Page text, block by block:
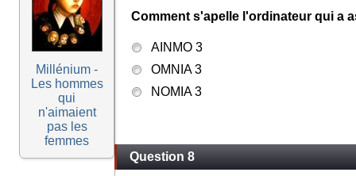
Millénium -
Les hommes
qui
n'aimaient
pas les
femmes
Comment s'apelle l'ordinateur qui a
AINMO 3
OMNIA 3
NOMIA 3
Question 8